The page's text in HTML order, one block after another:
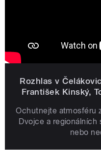
Rozhlas v
František Kinský,
Ochutnejte atmosféru
Dvojce a
nebo